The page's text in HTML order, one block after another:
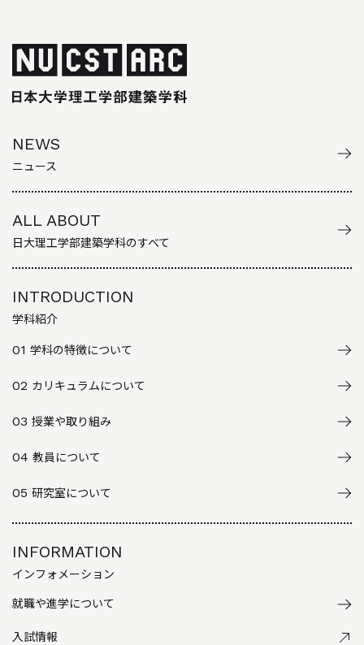
NEWS
ニュース
ALL ABOUT
日大理工学部建築学科のすべて
INTRODUCTION
学科紹介
01 学科の特徴について
02 カリキュラムについて
03 授業や取り組み
04 教員について
05 研究室について
INFORMATION
インフォメーション
就職や進学について
入試情報